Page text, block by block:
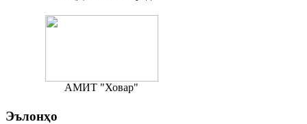
АМИТ "Ховар"
Эълонҳо